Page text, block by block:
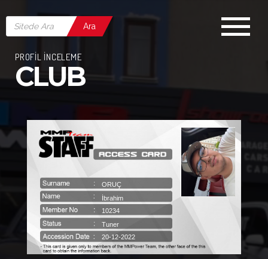
Ara
PROFİL İNCELEME
CLUB
ORUÇ
İbrahim
10234
Tuner
20-12-2022